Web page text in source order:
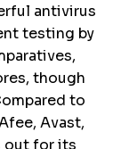
antivirus
testing by
though
to
Avast,
out for its